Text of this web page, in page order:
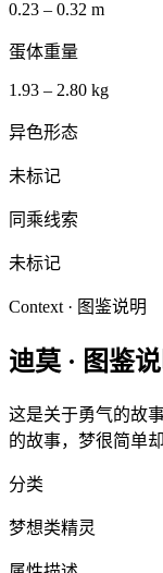
0.23 – 0.32 m
蛋体重量
1.93 – 2.80 kg
异色形态
未标记
同乘线索
未标记
Context · 图鉴说明
迪莫 · 图鉴
这是关于勇气的故
的故事，梦很简单
分类
梦想类精灵